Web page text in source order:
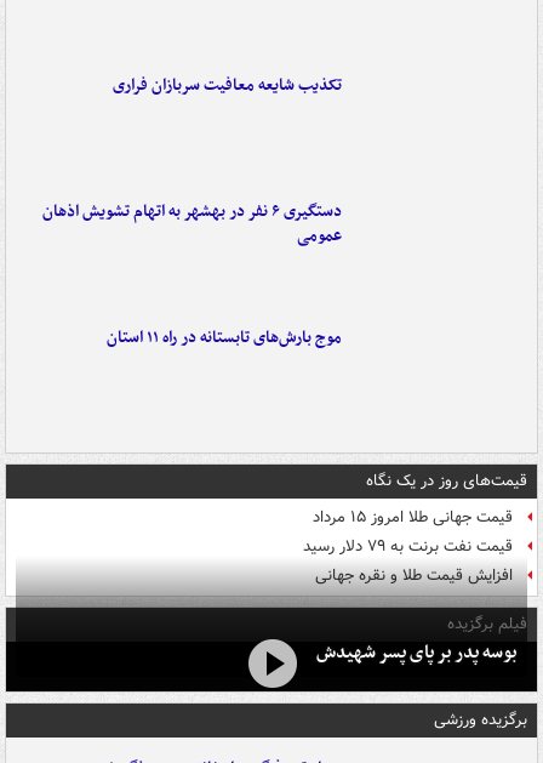
تکذیب شایعه معافیت سربازان فراری
دستگیری ۶ نفر در بهشهر به اتهام تشویش اذهان
عمومی
موج بارش‌های تابستانه در راه ۱۱ استان
قیمت‌های روز در یک نگاه
قیمت جهانی طلا امروز ۱۵ مرداد
قیمت نفت برنت به ۷۹ دلار رسید
افزایش قیمت طلا و نقره جهانی
فیلم برگزیده
بوسه‌ پدر بر پای پسر شهیدش
برگزیده ورزشی